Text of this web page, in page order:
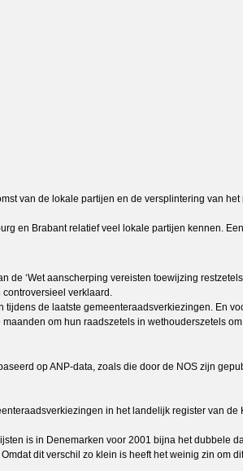
van de lokale partijen en de versplintering van
en Brabant relatief veel lokale partijen kennen.
de ‘Wet aanscherping vereisten toewijzing
verklaard.
de laatste gemeenteraadsverkiezingen. En
om hun raadszetels in wethouderszetels
op ANP-data, zoals die door de NOS zijn
in het landelijk register van de
is in Denemarken voor 2001 bijna het dubbele
dit verschil zo klein is heeft het weinig zin om